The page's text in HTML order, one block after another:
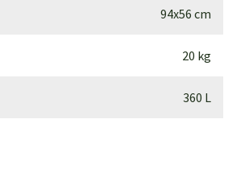
94x56 cm
20 kg
360 L